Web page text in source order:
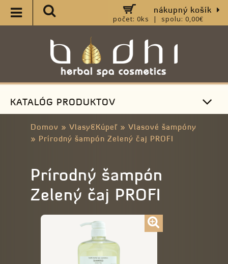
nákupný košík
počet: 0ks | spolu: 0,00€
KATALÓG PRODUKTOV
Domov » Vlasy&Kúpeľ » Vlasové šampóny
» Prírodný šampón Zelený čaj PROFI
Prírodný šampón
Zelený čaj PROFI